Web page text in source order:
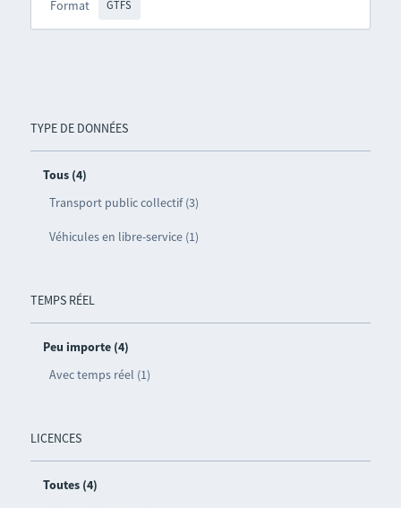
TYPE DE DONNÉES
Tous (4)
Transport public collectif (3)
Véhicules en libre-service (1)
TEMPS RÉEL
Peu importe (4)
Avec temps réel (1)
LICENCES
Toutes (4)
Format GTFS